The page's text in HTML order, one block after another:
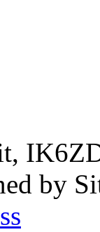
by